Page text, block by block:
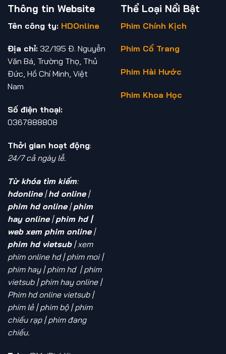
Thông tin Website
Tên công ty: HDOnline
Địa chỉ: 32/195 Đ. Nguyễn
Văn Bá, Trường Thọ, Thủ
Đức, Hồ Chí Minh, Việt
Nam
Số điện thoại:
0367888808
Thởi gian hoạt động:
24/7 cả ngày lễ.
Từ khóa tìm kiếm:
hdonline|hd online|
phim hd online| phim
hay online|phim hd |
web xem phim online|
phim hd vietsub| xem
phim online hd| phim moi |
phim hay | phim hd | phim
vietsub | phim hay online |
Phim hd online vietsub |
phim lẻ | phim bộ | phim
chiếu rạp | phim đang
chiếu.
Thể Loại Nổi Bật
Phim Chính Kịch
Phim Cổ Trang
Phim Hài Hước
Phim Khoa Học